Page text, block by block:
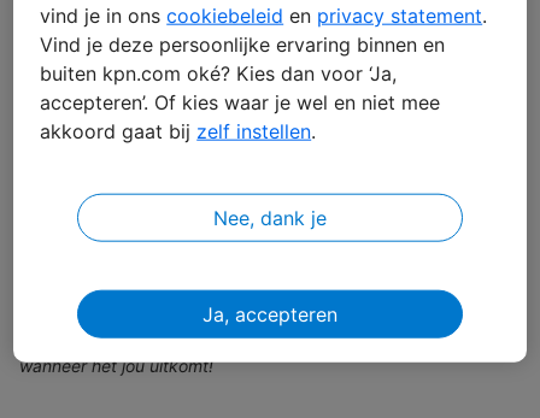
Business continuity versterken
met private 5G
Live webinar | 23 september 13.00-14.00 uur
Ontdek nieuwe mogelijkheden van 5G-LAN in IT en OT
Ervaar wat private 5G betekent voor uptime, veiligheid en flexibiliteit​
Kan je niet deelnemen? Schrijf je dan toch in en kijk terug
wanneer het jou uitkomt!
vind je in ons cookiebeleid en privacy statement.
Vind je deze persoonlijke ervaring binnen en
buiten kpn.com oké? Kies dan voor ‘Ja,
accepteren’. Of kies waar je wel en niet mee
akkoord gaat bij zelf instellen.
Nee, dank je
Ja, accepteren